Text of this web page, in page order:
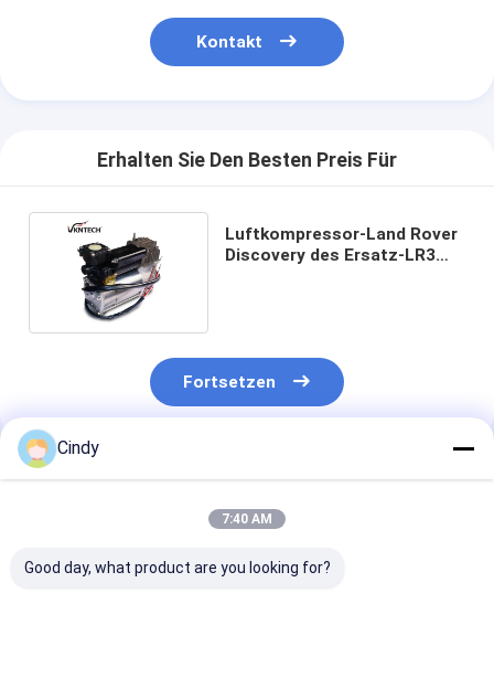
Kontakt
Erhalten Sie Den Besten Preis Für
Luftkompressor-Land Rover
Discovery des Ersatz-LR3
Fortsetzen
Empfohlene Produkte
Cindy
7:40 AM
Good day, what product are you looking for?